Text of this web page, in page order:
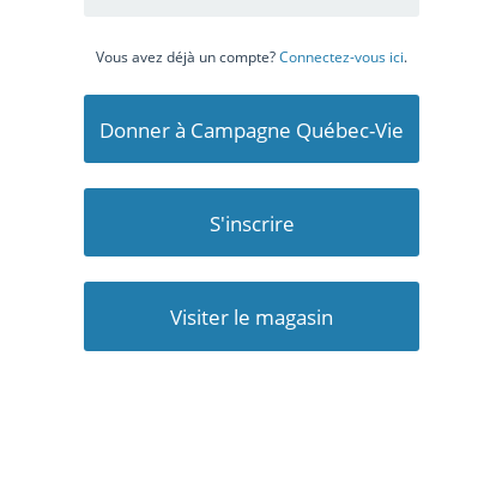
Vous avez déjà un compte?Connectez-vous ici.
Donner à Campagne Québec-Vie
S'inscrire
Visiter le magasin